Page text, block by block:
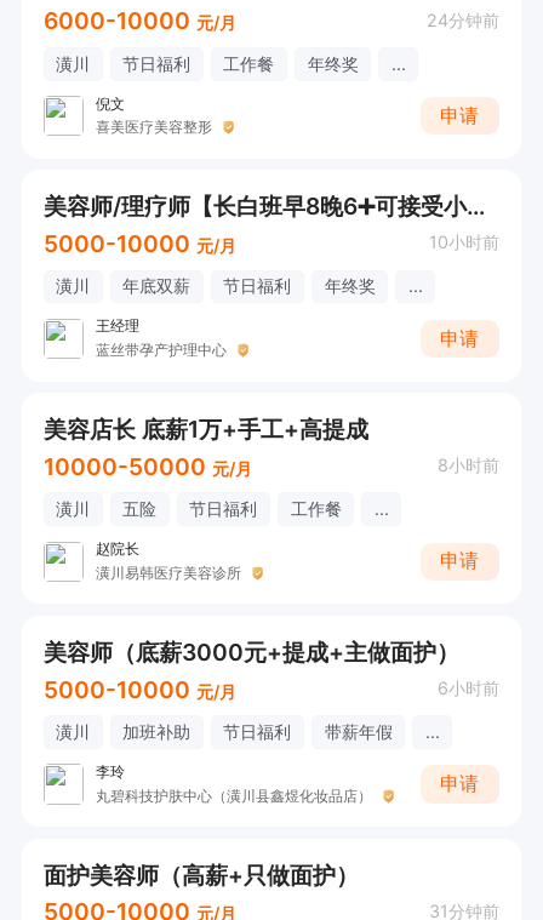
6000-10000 元/月 24分钟前
潢川 节日福利 工作餐 年终奖 ...
倪文
喜美医疗美容整形
申请
美容师/理疗师【长白班早8晚6➕可接受小白➕包教包会】
5000-10000 元/月 10小时前
潢川 年底双薪 节日福利 年终奖 ...
王经理
蓝丝带孕产护理中心
申请
美容店长 底薪1万+手工+高提成
10000-50000 元/月 8小时前
潢川 五险 节日福利 工作餐 ...
赵院长
潢川易韩医疗美容诊所
申请
美容师（底薪3000元+提成+主做面护）
5000-10000 元/月 6小时前
潢川 加班补助 节日福利 带薪年假 ...
李玲
丸碧科技护肤中心（潢川县鑫煜化妆品店）
申请
面护美容师（高薪+只做面护）
5000-10000 元/月 31分钟前